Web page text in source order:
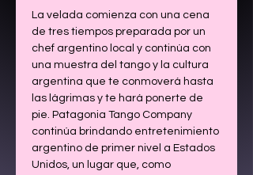
La velada comienza con una cena
de tres tiempos preparada por un
chef argentino local y continúa con
una muestra del tango y la cultura
argentina que te conmoverá hasta
las lágrimas y te hará ponerte de
pie. Patagonia Tango Company
continúa brindando entretenimiento
argentino de primer nivel a Estados
Unidos, un lugar que, como